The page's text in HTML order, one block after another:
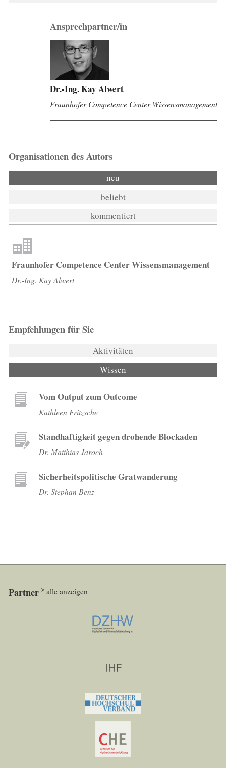
Ansprechpartner/in
Dr.-Ing. Kay Alwert
Fraunhofer Competence Center Wissensmanagement
Organisationen des Autors
neu
beliebt
kommentiert
Fraunhofer Competence Center Wissensmanagement
Dr.-Ing. Kay Alwert
Empfehlungen für Sie
Aktivitäten
Wissen
Vom Output zum Outcome
Kathleen Fritzsche
Standhaftigkeit gegen drohende Blockaden
Dr. Matthias Jaroch
Sicherheitspolitische Gratwanderung
Dr. Stephan Benz
Partner alle anzeigen